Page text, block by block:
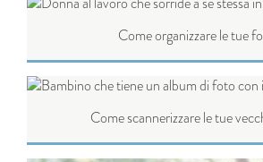
Come organizzare le tue
Come scannerizzare le tue